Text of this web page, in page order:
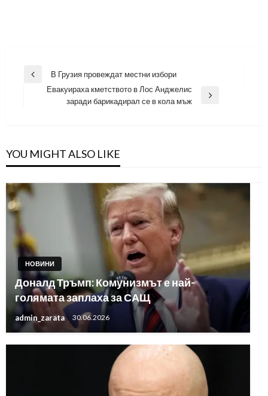
Навигация
Previous
В Грузия провеждат местни избори
Евакуираха кметството в Лос Анджелис
заради барикадирал се в кола мъж
YOU MIGHT ALSO LIKE
НОВИНИ
Доналд Тръмп: Комунизмът е най-
голямата заплаха за САЩ
admin_zarata 30.06.2026